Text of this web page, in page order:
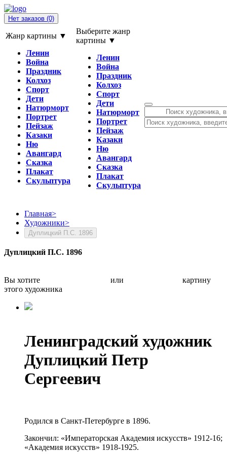
Нет заказов (0)
Жанр картины ▼
Ленин
Война
Праздник
Колхоз
Спорт
Дети
Натюрморт
Портрет
Пейзаж
Казаки
Ню
Авангард
Сказка
Плакат
Скульптура
Выберите жанр
картины ▼
Ленин
Война
Праздник
Колхоз
Спорт
Дети
Натюрморт
Портрет
Пейзаж
Казаки
Ню
Авангард
Сказка
Плакат
Скульптура
Главная>
Художники>
Дуплицкий П.С. 1896
Дуплицкий П.С. 1896
Вы хотите или
картину
этого художника
Ленинградский художник
Дуплицкий Петр
Сергеевич
Родился в Санкт-Петербургe в 1896.
Закончил: «Императорская Академия искусств» 1912-16;
«Академия искусств» 1918-1925.